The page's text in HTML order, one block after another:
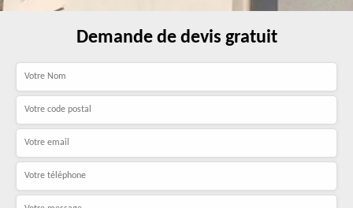
Demande de devis gratuit